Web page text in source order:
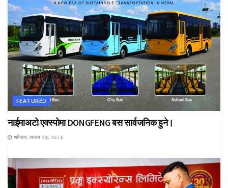
FEATURED
नाईमाअटो एक्स्पोमा DONGFENG बस सार्वजनिक हुने।
शनिबार, साउन २३, २०८३